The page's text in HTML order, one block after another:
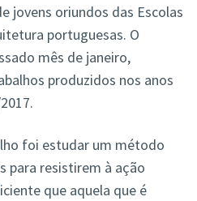
jovens oriundos das Escolas
portuguesas. O
mês de janeiro,
produzidos nos anos
foi estudar um método
para resistirem à ação
que aquela que é